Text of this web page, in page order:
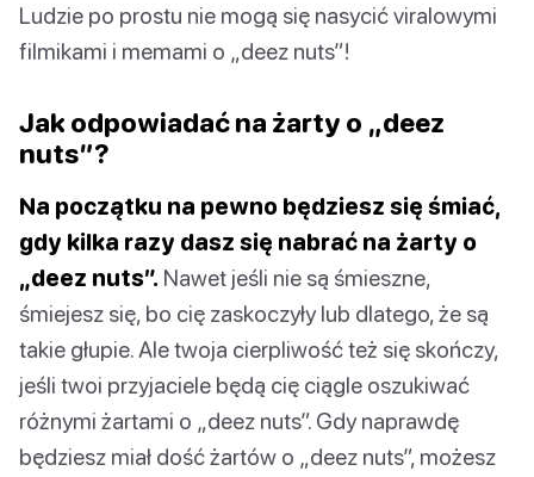
Ludzie po prostu nie mogą się nasycić viralowymi
filmikami i memami o „deez nuts”!
Jak odpowiadać na żarty o „deez
nuts”?
Na początku na pewno będziesz się śmiać,
gdy kilka razy dasz się nabrać na żarty o
„deez nuts”. Nawet jeśli nie są śmieszne,
śmiejesz się, bo cię zaskoczyły lub dlatego, że są
takie głupie. Ale twoja cierpliwość też się skończy,
jeśli twoi przyjaciele będą cię ciągle oszukiwać
różnymi żartami o „deez nuts”. Gdy naprawdę
będziesz miał dość żartów o „deez nuts”, możesz